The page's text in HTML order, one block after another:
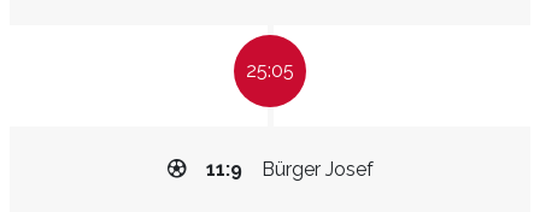
25:05
Bürger Josef
11:9